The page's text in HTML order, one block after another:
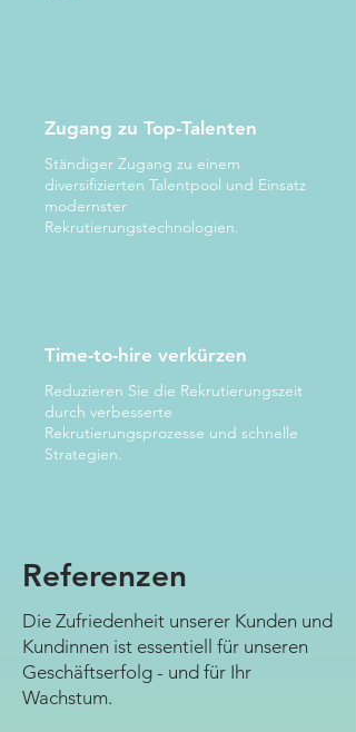
Zugang zu Top-Talenten
Ständiger Zugang zu einem
diversifizierten Talentpool und Einsatz
modernster
Rekrutierungstechnologien.
Time-to-hire verkürzen
Reduzieren Sie die Rekrutierungszeit
durch verbesserte
Rekrutierungsprozesse und schnelle
Strategien.
Referenzen
Die Zufriedenheit unserer Kunden und
Kundinnen ist essentiell für unseren
Geschäftserfolg - und für Ihr
Wachstum.